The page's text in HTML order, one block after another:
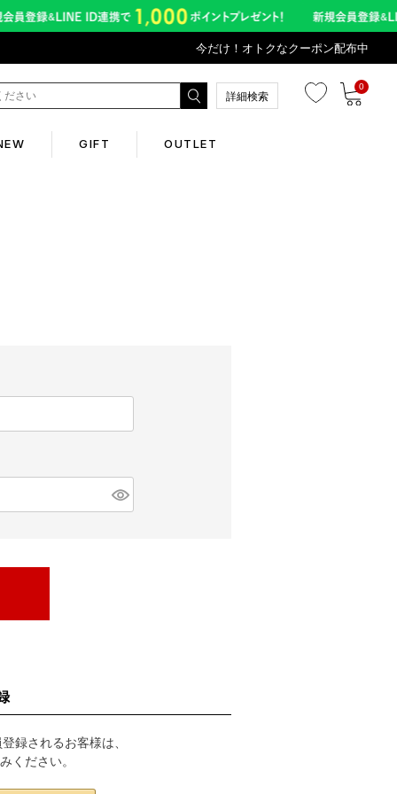
今だけ！オトクなクーポン配布中
詳細検索
0
GIFT OUTLET
録されるお客様は、
ください。